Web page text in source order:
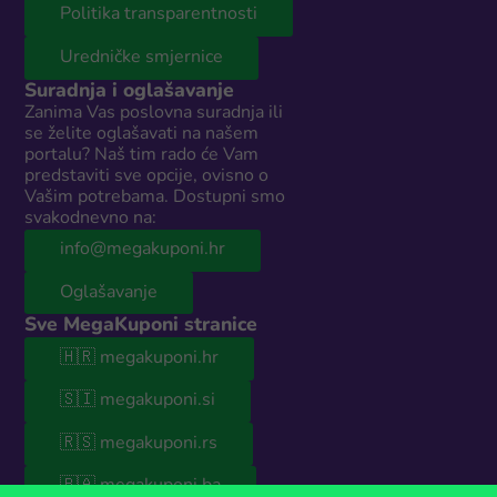
Politika transparentnosti
Uredničke smjernice
Suradnja i oglašavanje
Zanima Vas poslovna suradnja ili
se želite oglašavati na našem
portalu? Naš tim rado će Vam
predstaviti sve opcije, ovisno o
Vašim potrebama. Dostupni smo
svakodnevno na:
info@megakuponi.hr
Oglašavanje
Sve MegaKuponi stranice
🇭🇷 megakuponi.hr
🇸🇮 megakuponi.si
🇷🇸 megakuponi.rs
🇧🇦 megakuponi.ba